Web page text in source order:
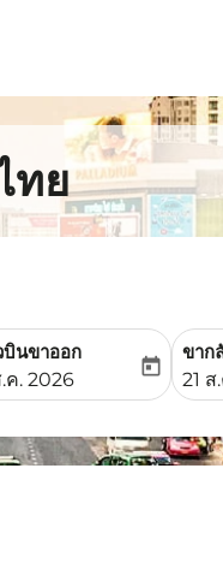
ทย
บินขาออก
departure-
ค. 2026
today
ขาก
fc-
21